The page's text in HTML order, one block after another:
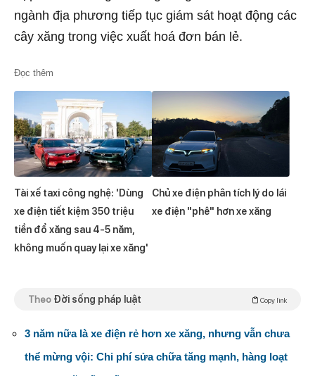
ngành địa phương tiếp tục giám sát hoạt động các
cây xăng trong việc xuất hoá đơn bán lẻ.
Đọc thêm
Tài xế taxi công nghệ: 'Dùng
xe điện tiết kiệm 350 triệu
tiền đổ xăng sau 4-5 năm,
không muốn quay lại xe xăng'
Chủ xe điện phân tích lý do lái
xe điện "phê" hơn xe xăng
Theo Đời sống pháp luật Copy link
3 năm nữa là xe điện rẻ hơn xe xăng, nhưng vẫn chưa
thể mừng vội: Chi phí sửa chữa tăng mạnh, hàng loạt